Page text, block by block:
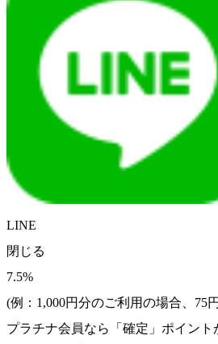
LINE
閉じる
7.5%
(例：1,000円分のご利用の場合、 75
プラチナ会員なら
「確定」 ポイント